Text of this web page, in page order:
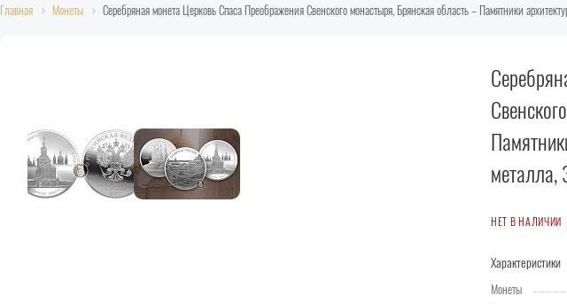
Главная Монеты Серебряная монета Церковь Спаса Преображения Свенского монастыря, Брянская область – Памятники
металла,
НЕТ В НАЛИЧИИ
Характеристики
Монеты